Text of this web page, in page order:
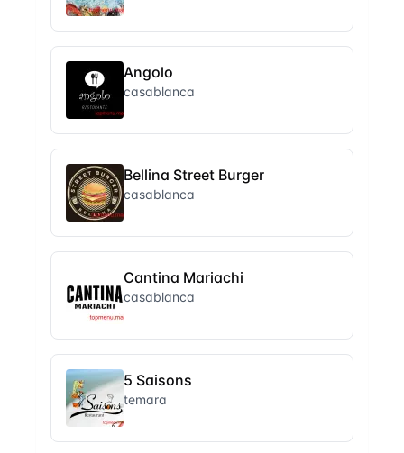
Angolo
casablanca
Bellina Street Burger
casablanca
Cantina Mariachi
casablanca
5 Saisons
temara